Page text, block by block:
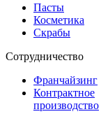
Пасты
Косметика
Скрабы
Cотрудничество
Франчайзинг
Контрактное
производство